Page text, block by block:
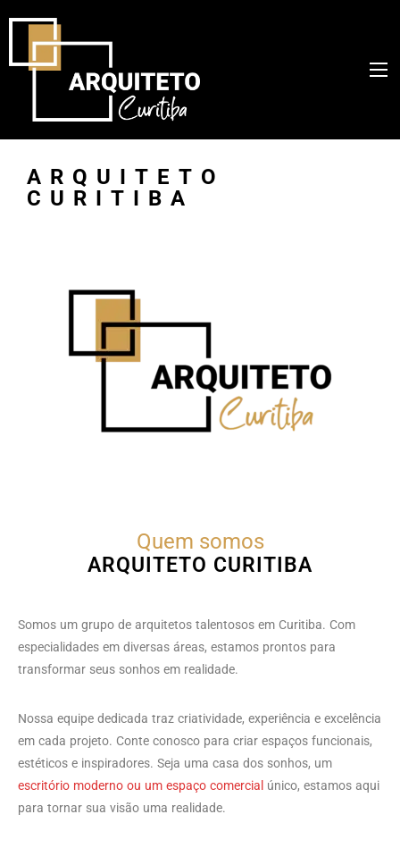
ARQUITETO
CURITIBA
Quem somos
ARQUITETO CURITIBA
Somos um grupo de arquitetos talentosos em Curitiba. Com
especialidades em diversas áreas, estamos prontos para
transformar seus sonhos em realidade.
Nossa equipe dedicada traz criatividade, experiência e excelência
em cada projeto. Conte conosco para criar espaços funcionais,
estéticos e inspiradores. Seja uma casa dos sonhos, um
escritório moderno ou um espaço comercial único, estamos aqui
para tornar sua visão uma realidade.